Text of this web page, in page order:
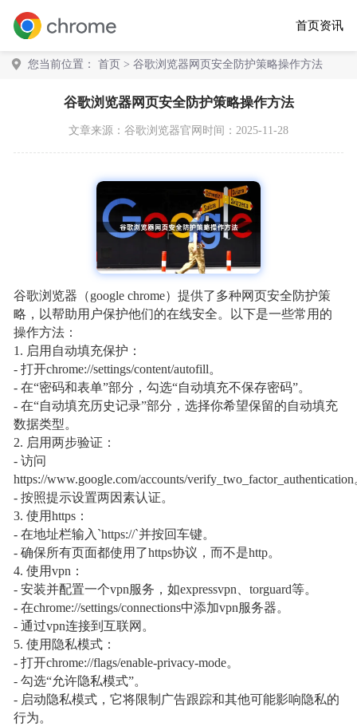
首页资讯
您当前位置： 首页 > 谷歌浏览器网页安全防护策略操作方法
谷歌浏览器网页安全防护策略操作方法
文章来源： 谷歌浏览器官网 时间：2025-11-28
谷歌浏览器（google chrome）提供了多种网页安全防护策
略，以帮助用户保护他们的在线安全。以下是一些常用的
操作方法：
1. 启用自动填充保护：
- 打开chrome://settings/content/autofill。
- 在“密码和表单”部分，勾选“自动填充不保存密码”。
- 在“自动填充历史记录”部分，选择你希望保留的自动填充
数据类型。
2. 启用两步验证：
- 访问
https://www.google.com/accounts/
- 按照提示设置两因素认证。
3. 使用https：
- 在地址栏输入`https://`并按回车键。
- 确保所有页面都使用了https协议，而不是http。
4. 使用vpn：
- 安装并配置一个vpn服务，如expressvpn、torguard等。
- 在chrome://settings/connections中添加vpn服务器。
- 通过vpn连接到互联网。
5. 使用隐私模式：
- 打开chrome://flags/enable-privacy-mode。
- 勾选“允许隐私模式”。
- 启动隐私模式，它将限制广告跟踪和其他可能影响隐私的
行为。